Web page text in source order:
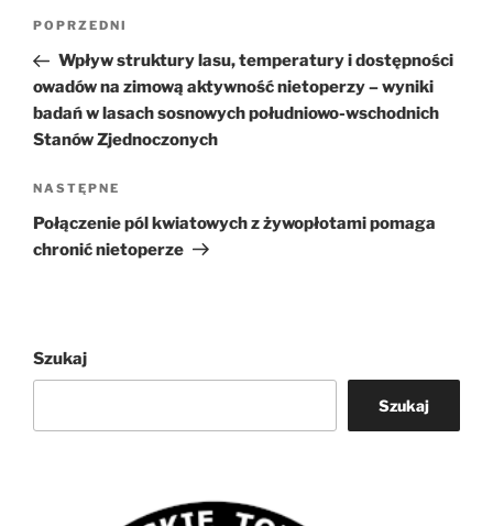
Nawigacja
Poprzedni
wpis
POPRZEDNI
Wpływ struktury lasu, temperatury i dostępności
owadów na zimową aktywność nietoperzy – wyniki
badań w lasach sosnowych południowo-wschodnich
Stanów Zjednoczonych
Następny
wpis
NASTĘPNE
Połączenie pól kwiatowych z żywopłotami pomaga
chronić nietoperze
Szukaj
Szukaj